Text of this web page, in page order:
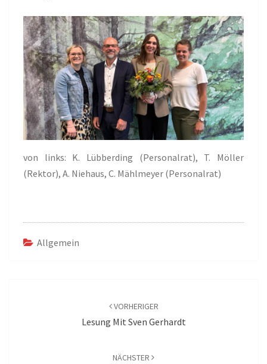
von links: K. Lübberding (Personalrat), T. Möller
(Rektor), A. Niehaus, C. Mählmeyer (Personalrat)
Allgemein
VORHERIGER
Lesung Mit Sven Gerhardt
NÄCHSTER